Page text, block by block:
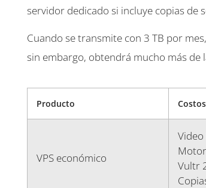
servidor dedicado si incluye copias de
Cuando se transmite con 3 TB por
sin embargo, obtendrá mucho más de
Producto Costos
VPS económico
Video
Vultr